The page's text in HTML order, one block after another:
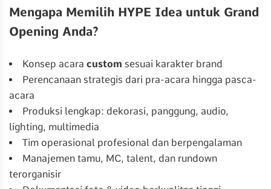
Mengapa Memilih HYPE Idea untuk Grand
Opening Anda?
Konsep acara custom sesuai karakter brand
Perencanaan strategis dari pra-acara hingga pasca-
acara
Produksi lengkap: dekorasi, panggung, audio,
lighting, multimedia
Tim operasional profesional dan berpengalaman
Manajemen tamu, MC, talent, dan rundown
terorganisir